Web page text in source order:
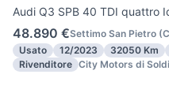
Audi Q3 SPB 40 TDI quattro
48.890 €Settimo San Pietro (
Usato
12/2023 32050 Km
Rivenditore City Motors di